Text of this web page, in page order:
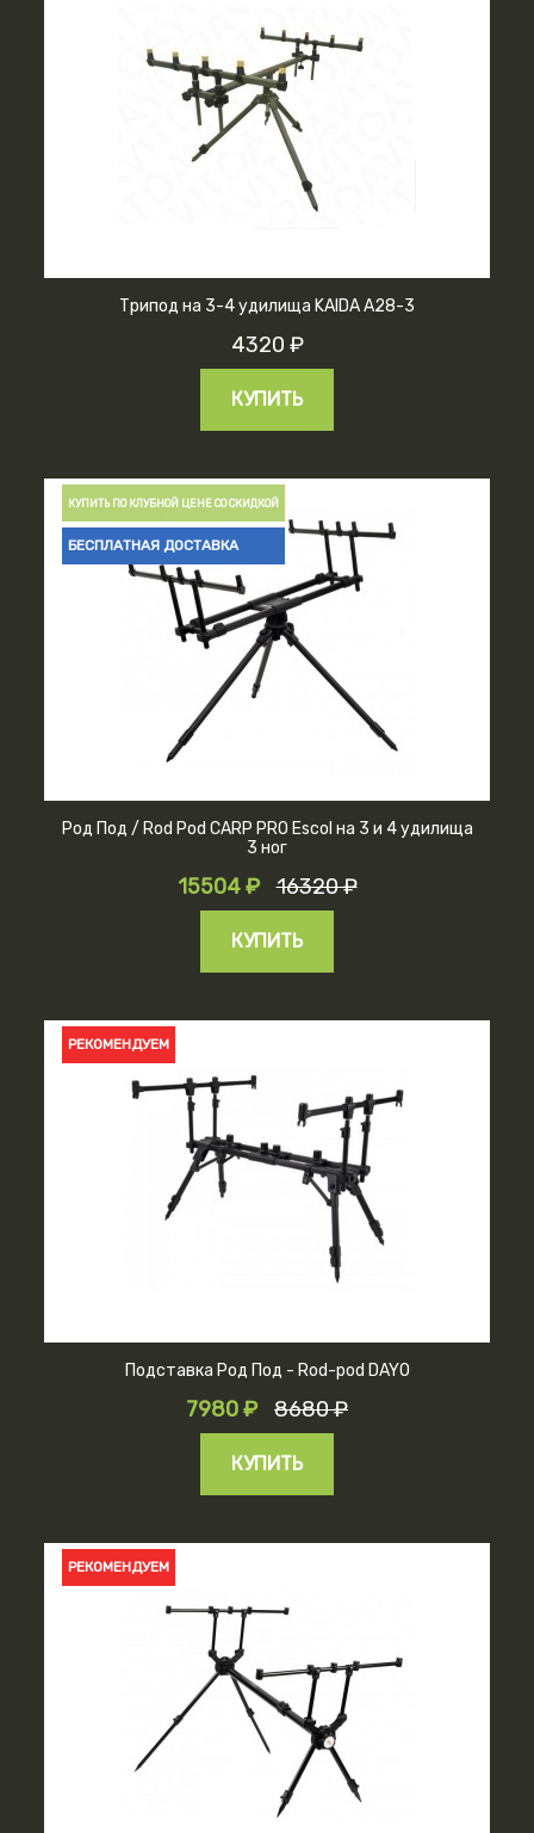
Трипод на 3-4 удилища KAIDA А28-3
4320 ₽
КУПИТЬ
КУПИТЬ ПО КЛУБНОЙ ЦЕНЕ СО СКИДКОЙ
БЕСПЛАТНАЯ ДОСТАВКА
Род Под / Rod Pod CARP PRO Escol на 3 и 4 удилища
3 ног
15504 ₽ 16320 ₽
КУПИТЬ
РЕКОМЕНДУЕМ
Подставка Род Под - Rod-pod DAYO
7980 ₽ 8680 ₽
КУПИТЬ
РЕКОМЕНДУЕМ